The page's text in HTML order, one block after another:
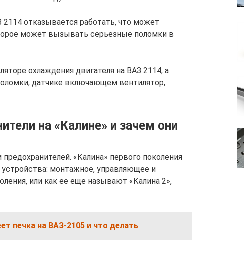
отказывается работать, что может
может вызывать серьезные поломки в
охлаждения двигателя на ВАЗ 2114, а
датчике включающем вентилятор,
на «Калине» и зачем они
«Калина» первого поколения
монтажное, управляющее и
или как ее еще называют «Калина 2»,
печка на ВАЗ-2105 и что делать